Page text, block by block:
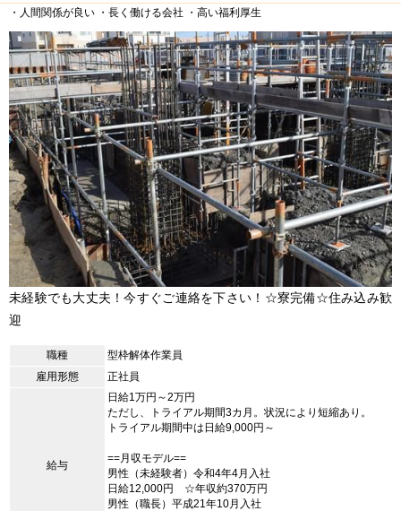
・人間関係が良い ・長く働ける会社 ・高い福利厚生
未経験でも大丈夫！今すぐご連絡を下さい！☆寮完備☆住み込み歓
迎
職種
型枠解体作業員
雇用形態
正社員
給与
日給1万円～2万円
ただし、トライアル期間3カ月。状況により短縮あり。
トライアル期間中は日給9,000円～
==月収モデル==
男性（未経験者）令和4年4月入社
日給12,000円 ☆年収約370万円
男性（職長）平成21年10月入社